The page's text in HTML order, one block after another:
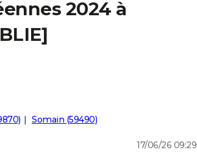
2024 à
Somain (59490)
17/06/26 09:29